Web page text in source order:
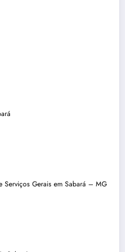
Serviços Gerais em Sabará – MG